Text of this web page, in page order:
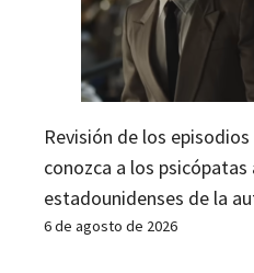
Revisión de los
conozca a los
estadounidenses de la
6 de agosto de 2026